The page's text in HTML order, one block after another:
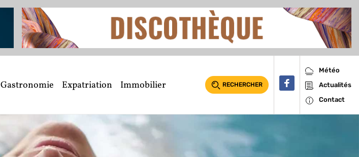
Gastronomie Expatriation Immobilier RECHERCHER
Météo
Actualités
Contact